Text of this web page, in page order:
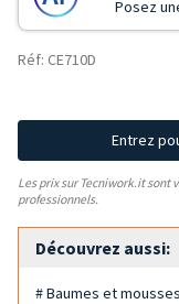
Posez
Réf: CE710D
Entrez
Les prix sur Tecniwork.it sont
professionnels.
Découvrez aussi:
# Baumes et